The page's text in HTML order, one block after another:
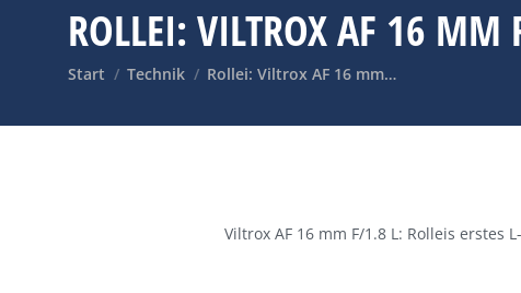
ROLLEI: VILTROX AF 16
Sie befinden sich hier:
Start Technik Rollei: Viltrox AF 16 mm…
Viltrox AF 16 mm F/1.8 L: Rolleis